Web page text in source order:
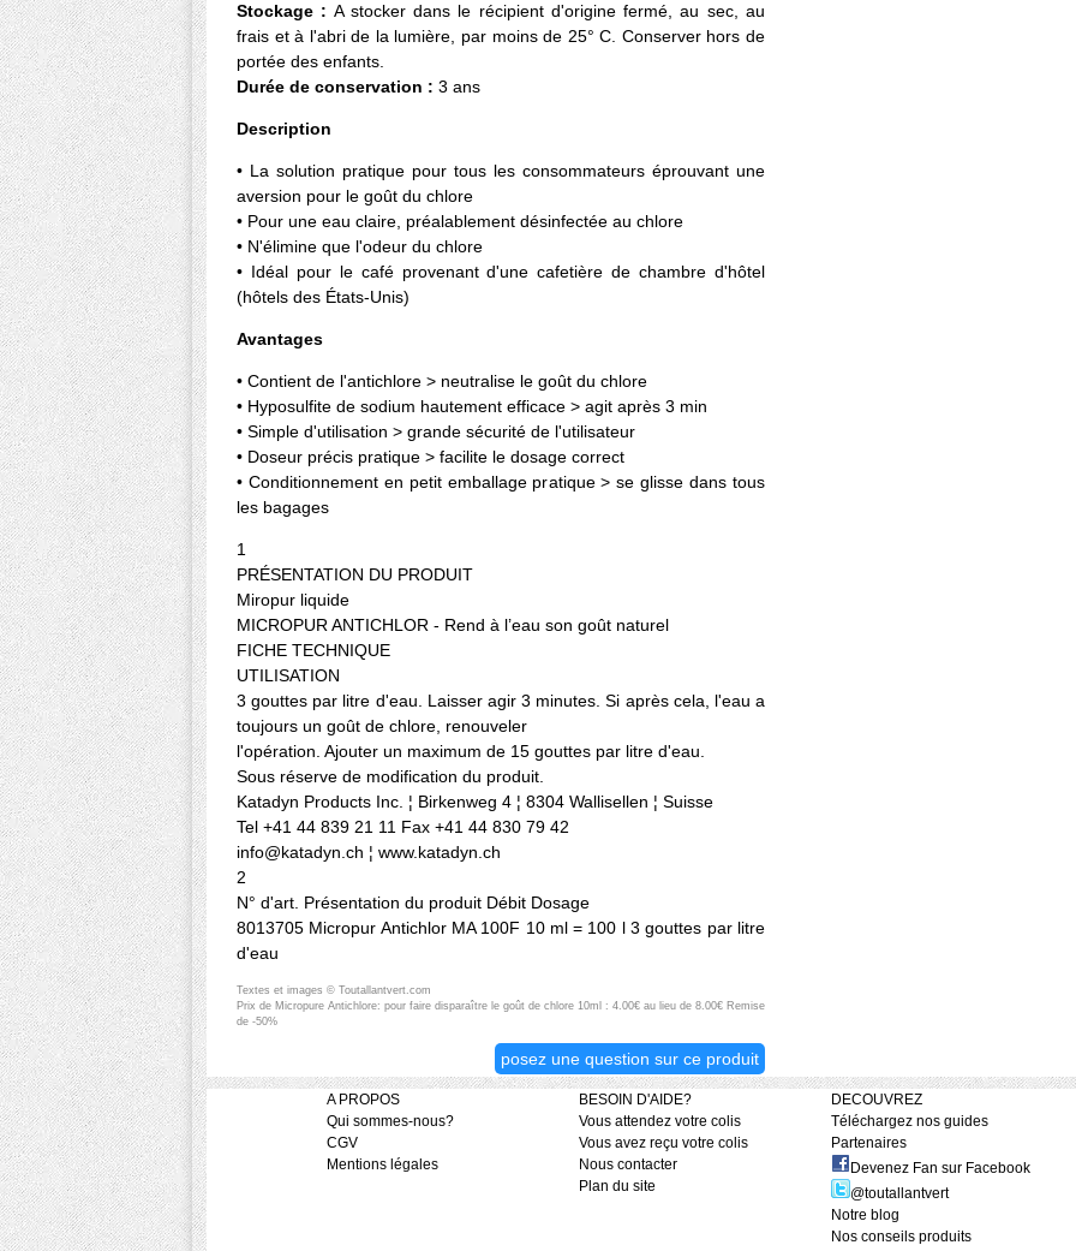
Stockage : A stocker dans le récipient d'origine fermé, au sec, au
frais et à l'abri de la lumière, par moins de 25° C. Conserver hors de
portée des enfants.
Durée de conservation : 3 ans
Description
• La solution pratique pour tous les consommateurs éprouvant une
aversion pour le goût du chlore
• Pour une eau claire, préalablement désinfectée au chlore
• N'élimine que l'odeur du chlore
• Idéal pour le café provenant d'une cafetière de chambre d'hôtel
(hôtels des États-Unis)
Avantages
• Contient de l'antichlore > neutralise le goût du chlore
• Hyposulfite de sodium hautement efficace > agit après 3 min
• Simple d'utilisation > grande sécurité de l'utilisateur
• Doseur précis pratique > facilite le dosage correct
• Conditionnement en petit emballage pratique > se glisse dans tous
les bagages
1
PRÉSENTATION DU PRODUIT
Miropur liquide
MICROPUR ANTICHLOR - Rend à l’eau son goût naturel
FICHE TECHNIQUE
UTILISATION
3 gouttes par litre d'eau. Laisser agir 3 minutes. Si après cela, l'eau a
toujours un goût de chlore, renouveler
l'opération. Ajouter un maximum de 15 gouttes par litre d'eau.
Sous réserve de modification du produit.
Katadyn Products Inc. ¦ Birkenweg 4 ¦ 8304 Wallisellen ¦ Suisse
Tel +41 44 839 21 11 Fax +41 44 830 79 42
info@katadyn.ch ¦ www.katadyn.ch
2
N° d'art. Présentation du produit Débit Dosage
8013705 Micropur Antichlor MA 100F 10 ml = 100 l 3 gouttes par litre
d'eau
Textes et images © Toutallantvert.com
Prix de Micropure Antichlore: pour faire disparaître le goût de chlore 10ml : 4.00€ au lieu de 8.00€ Remise
de -50%
posez une question sur ce produit
A PROPOS
Qui sommes-nous?
CGV
Mentions légales
BESOIN D'AIDE?
Vous attendez votre colis
Vous avez reçu votre colis
Nous contacter
Plan du site
DECOUVREZ
Téléchargez nos guides
Partenaires
Devenez Fan sur Facebook
@toutallantvert
Notre blog
Nos conseils produits